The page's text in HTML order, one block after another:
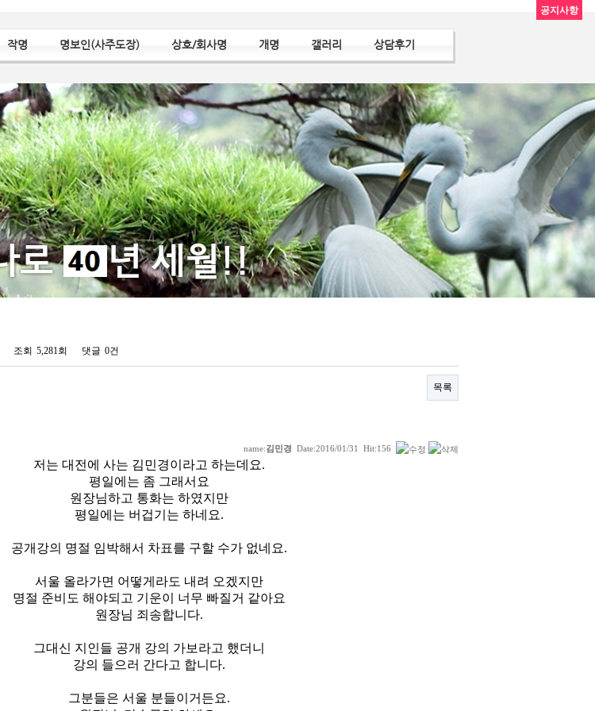
작명 명보인(사주도장) 상호/회사명 개명 갤러리 상담후기
공지사항
조회 5,281회 댓글 0건
목록
name:김민경 Date:2016/01/31 Hit:156
저는 대전에 사는 김민경이라고 하는데요.
평일에는 좀 그래서요
원장님하고 통화는 하였지만
평일에는 버겁기는 하네요.
공개강의 명절 임박해서 차표를 구할 수가 없네요.
서울 올라가면 어떻게라도 내려 오겠지만
명절 준비도 해야되고 기운이 너무 빠질거 같아요
원장님 죄송합니다.
그대신 지인들 공개 강의 가보라고 했더니
강의 들으러 간다고 합니다.
그분들은 서울 분들이거든요.